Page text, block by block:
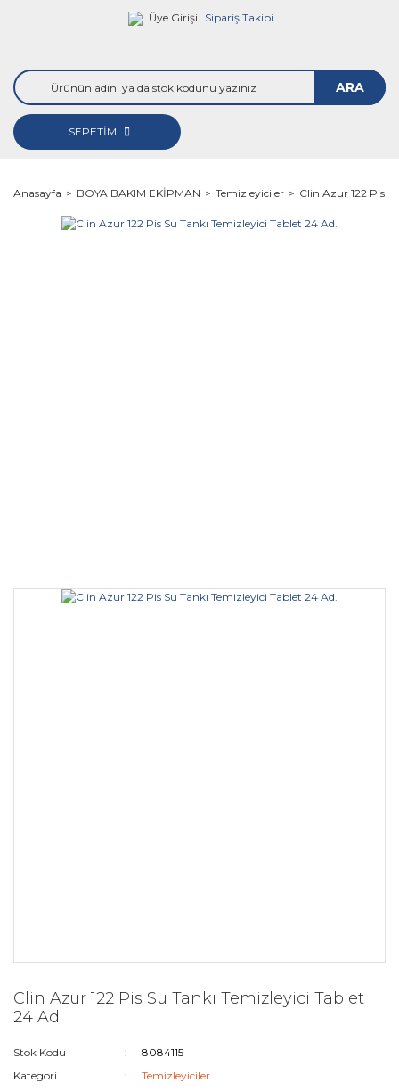
Üye Girişi Sipariş Takibi
ARA
SEPETİM
Anasayfa BOYA BAKIM EKİPMAN Temizleyiciler Clin Azur 122 Pis
Clin Azur 122 Pis Su Tankı Temizleyici Tablet
24 Ad.
Stok Kodu
8084115
Kategori
Temizleyiciler